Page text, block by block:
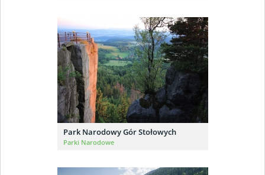
Park Narodowy Gór Stołowych
Parki Narodowe